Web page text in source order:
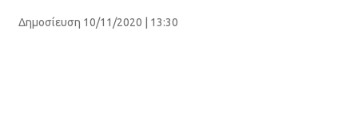
City Guide
Δημοσίευση 10/11/2020 | 13:30